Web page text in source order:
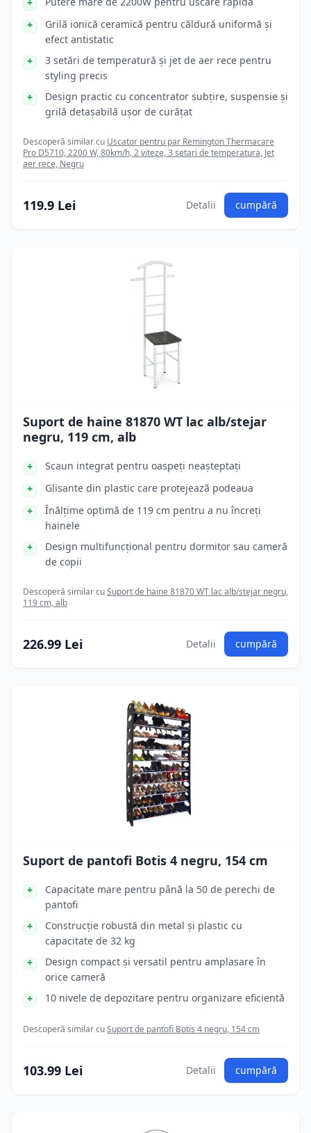
Grilă ionică ceramică pentru căldură uniformă și
efect antistatic
3 setări de temperatură și jet de aer rece pentru
styling precis
Design practic cu concentrator subțire, suspensie și
grilă detașabilă ușor de curățat
Descoperă similar cu Uscator pentru par Remington Thermacare
Pro D5710, 2200 W, 80km/h, 2 viteze, 3 setari de temperatura, Jet
aer rece, Negru
119.9 Lei Detalii cumpără
Suport de haine 81870 WT lac alb/stejar
negru, 119 cm, alb
Scaun integrat pentru oaspeți neașteptați
Glisante din plastic care protejează podeaua
Înălțime optimă de 119 cm pentru a nu încreți
hainele
Design multifuncțional pentru dormitor sau cameră
de copii
Descoperă similar cuSuport de haine 81870 WT lac alb/stejar negru,
119 cm, alb
226.99 Lei Detalii cumpără
Suport de pantofi Botis 4 negru, 154 cm
Capacitate mare pentru până la 50 de perechi de
pantofi
Construcție robustă din metal și plastic cu
capacitate de 32 kg
Design compact și versatil pentru amplasare în
orice cameră
10 nivele de depozitare pentru organizare eficientă
Descoperă similar cuSuport de pantofi Botis 4 negru, 154 cm
103.99 Lei Detalii cumpără